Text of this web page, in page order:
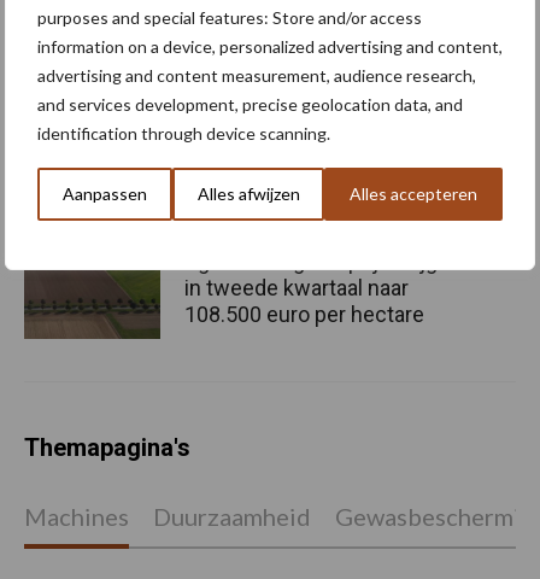
purposes and special features: Store and/or access
information on a device, personalized advertising and content,
advertising and content measurement, audience research,
and services development, precise geolocation data, and
identification through device scanning.
Aanpassen Alles afwijzen Alles accepteren
Middel besparen met
precisiespuiten: “Elke
in tweede kwartaal naar
108.500 euro per hectare
Themapagina's
Machines Duurzaamheid